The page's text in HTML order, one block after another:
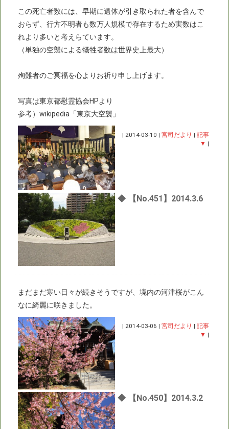
この死亡者数には、早期に遺体が引き取られた者を含んで
おらず、行方不明者も数万人規模で存在するため実数はこ
れより多いと考えらています。
（単独の空襲による犠牲者数は世界史上最大）
殉難者のご冥福を心よりお祈り申し上げます。
写真は東京都慰霊協会HPより
参考）wikipedia「東京大空襲」
| 2014-03-10 |宮司だより |記事
▼ |
◆ 【No.451】2014.3.6
まだまだ寒い日々が続きそうですが、境内の河津桜がこん
なに綺麗に咲きました。
| 2014-03-06 |宮司だより |記事
▼ |
◆ 【No.450】2014.3.2